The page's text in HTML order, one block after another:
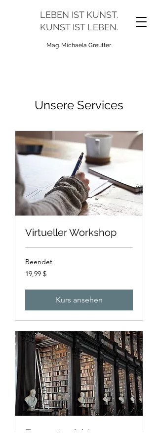
LEBEN IST KUNST.
KUNST IST LEBEN.
Mag. Michaela Greutter
Unsere Services
Virtueller Workshop
Beendet
19,99
US-
19,99 $
Kurs ansehen
Fernunterricht